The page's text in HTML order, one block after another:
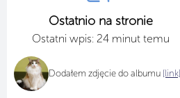
Ostatnio na stronie
Ostatni wpis: 24 minut temu
Dodałem zdjęcie do albumu [link]